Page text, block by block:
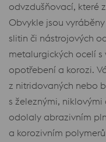
odvzdušňovací, které
Obvykle jsou
slitin či nástrojových
metalurgických ocelí
opotřebení a korozi.
z nitridovaných nebo
s železnými,
odolaly abrazivním
a korozivním